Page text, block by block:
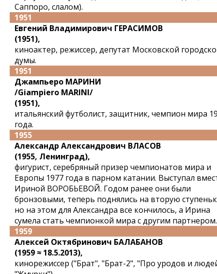
Саппоро, слалом).
1951
Евгений Владимирович ГЕРАСИМОВ
(1951),
киноактер, режиссер, депутат Московской
думы.
1951
Джампьеро МАРИНИ
/Giampiero MARINI/
(1951),
итальянский футболист, защитник, чемпион мира
года.
1955
Александр Александрович ВЛАСОВ
(1955, Ленинград),
фигурист, серебряный призер чемпионатов мира и
Европы 1977 года в парном катании. Выступал
Ириной ВОРОБЬЕВОЙ. Годом ранее они были
бронзовыми, теперь поднялись на вторую
но на этом для Александра все кончилось, а Ирина
сумела стать чемпионкой мира с другим партнером.
1959
Алексей Октябринович БАЛАБАНОВ
(1959 ≈ 18.5.2013),
кинорежиссер ("Брат", "Брат-2", "Про уродов и